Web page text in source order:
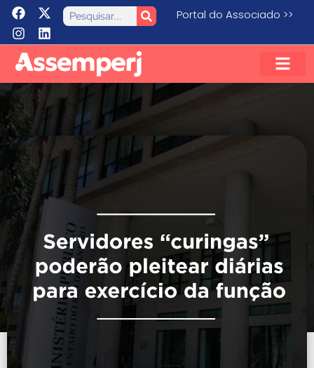
Portal do Associado >>